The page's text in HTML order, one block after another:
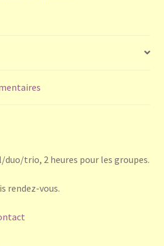
duo/trio, 2 heures pour les groupes.
rendez-vous.